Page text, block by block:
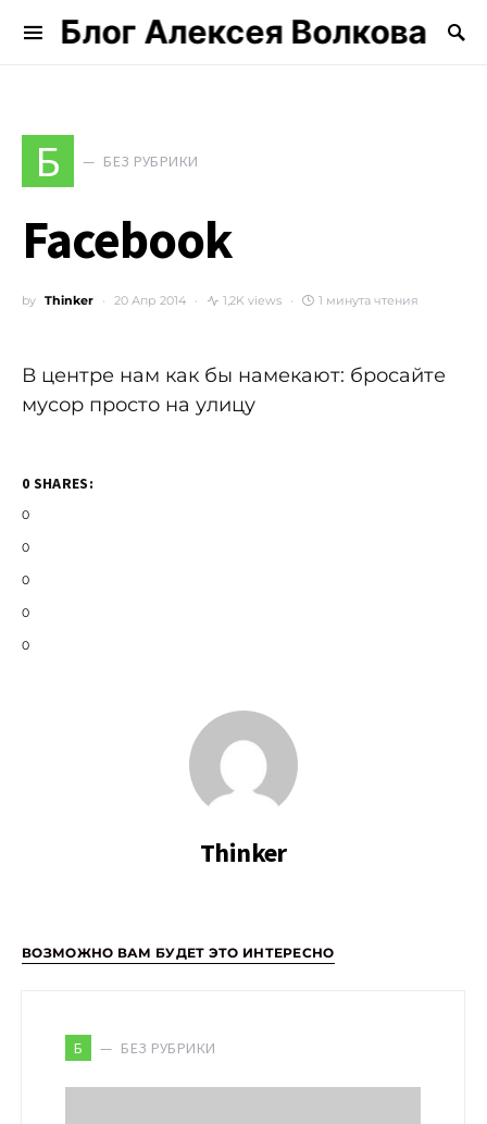
Блог Алексея Волкова
Search for:
Б БЕЗ РУБРИКИ
Facebook
by Thinker 20 Апр 2014 1,2K views 1 минута чтения
В центре нам как бы намекают: бросайте
мусор просто на улицу
0 SHARES:
0
0
0
0
0
Thinker
ВОЗМОЖНО ВАМ БУДЕТ ЭТО ИНТЕРЕСНО
Б БЕЗ РУБРИКИ